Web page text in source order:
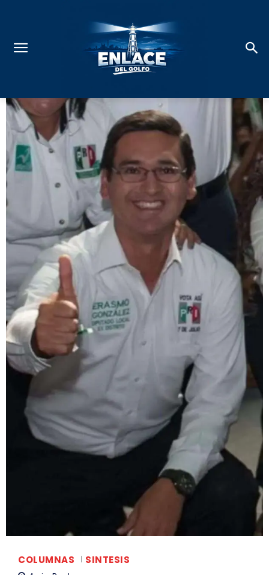
COLUMNAS SINTESIS